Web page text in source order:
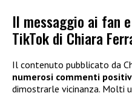
Il messaggio ai fan
TikTok di Chiara
Il contenuto pubblicato da
numerosi commenti
dimostrarle vicinanza. Molti